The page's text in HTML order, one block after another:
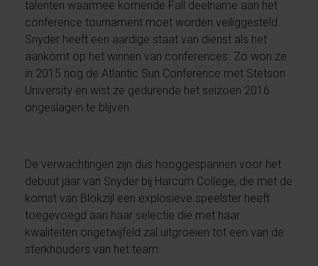
talenten waarmee komende Fall deelname aan het
conference tournament moet worden veiliggesteld.
Snyder heeft een aardige staat van dienst als het
aankomt op het winnen van conferences. Zo won ze
in 2015 nog de Atlantic Sun Conference met Stetson
University en wist ze gedurende het seizoen 2016
ongeslagen te blijven.
De verwachtingen zijn dus hooggespannen voor het
debuut jaar van Snyder bij Harcum College, die met de
komst van Blokzijl een explosieve speelster heeft
toegevoegd aan haar selectie die met haar
kwaliteiten ongetwijfeld zal uitgroeien tot een van de
sterkhouders van het team.